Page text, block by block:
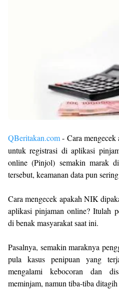
QBeritakan.com- Cara
untuk registrasi di aplikasi
online (Pinjol) semakin marak
tersebut, keamanan data pun
Cara mengecek apakah NIK
aplikasi pinjaman online? Itulah
di benak masyarakat saat ini.
Pasalnya, semakin maraknya
pula kasus penipuan yang
mengalami kebocoran dan
meminjam, namun tiba-tiba